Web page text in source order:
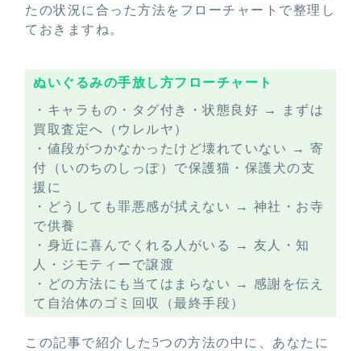
たの状況に合った方法をフローチャートで整理し
ておきますね。
ぬいぐるみの手放し方フローチャート
・キャラもの・タグ付き・状態良好 → まずは
買取査定へ（ウレルヤ）
・値段がつかなかったけど壊れていない → 寄
付（いのちのしっぽ）で保護猫・保護犬の支
援に
・どうしても罪悪感が拭えない → 神社・お寺
で供養
・身近に喜んでくれる人がいる → 友人・知
人・ジモティーで譲渡
・どの方法にも当てはまらない → 感謝を伝え
て自治体のゴミ回収（最終手段）
この記事で紹介した5つの方法の中に、あなたに